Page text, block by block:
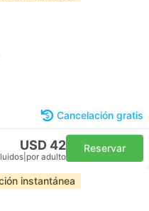
Cancelación gratis
USD 42
por adulto
Reservar
instantánea